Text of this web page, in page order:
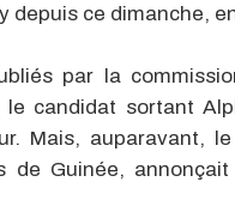
depuis ce dimanche,
par la
candidat sortant
Mais, auparavant,
de Guinée,